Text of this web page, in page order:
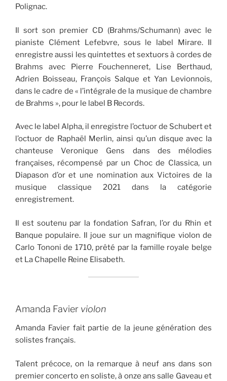
Polignac.
Il sort son premier CD (Brahms/Schumann) avec le
pianiste Clément Lefebvre, sous le label Mirare. Il
enregistre aussi les quintettes et sextuors à cordes de
Brahms avec Pierre Fouchenneret, Lise Berthaud,
Adrien Boisseau, François Salque et Yan Levionnois,
dans le cadre de « l’intégrale de la musique de chambre
de Brahms », pour le label B Records.
Avec le label Alpha, il enregistre l’octuor de Schubert et
l’octuor de Raphaël Merlin, ainsi qu’un disque avec la
chanteuse Veronique Gens dans des mélodies
françaises, récompensé par un Choc de Classica, un
Diapason d’or et une nomination aux Victoires de la
musique classique 2021 dans la catégorie
enregistrement.
Il est soutenu par la fondation Safran, l’or du Rhin et
Banque populaire. Il joue sur un magnifique violon de
Carlo Tononi de 1710, prêté par la famille royale belge
et La Chapelle Reine Elisabeth.
Amanda Favier violon
Amanda Favier fait partie de la jeune génération des
solistes français.
Talent précoce, on la remarque à neuf ans dans son
premier concerto en soliste, à onze ans salle Gaveau et